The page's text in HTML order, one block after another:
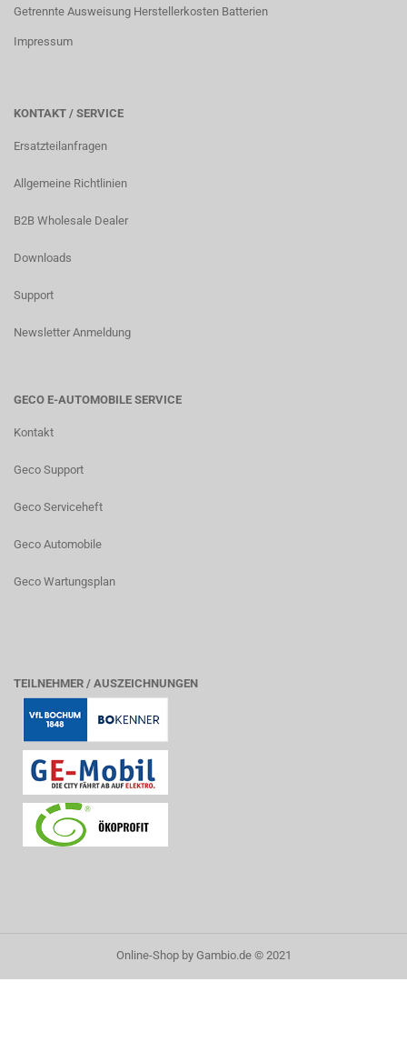
Getrennte Ausweisung Herstellerkosten Batterien
Impressum
KONTAKT / SERVICE
Ersatzteilanfragen
Allgemeine Richtlinien
B2B Wholesale Dealer
Downloads
Support
Newsletter Anmeldung
GECO E-AUTOMOBILE SERVICE
Kontakt
Geco Support
Geco Serviceheft
Geco Automobile
Geco Wartungsplan
TEILNEHMER / AUSZEICHNUNGEN
Online-Shopby Gambio.de © 2021